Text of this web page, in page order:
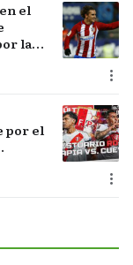
el
la
por el